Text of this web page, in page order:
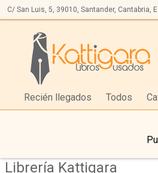
C/ San Luis, 5, 39010, Santander, Cantabria,
Recién llegados Todos
Librería Kattigara